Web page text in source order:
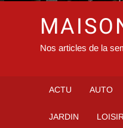
Nos articles de la
ACTU AUTO
JARDIN